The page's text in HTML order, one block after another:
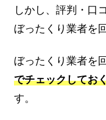
しかし、評判・口
ぼったくり業者を
ぼったくり業者を
でチェックしてお
す。